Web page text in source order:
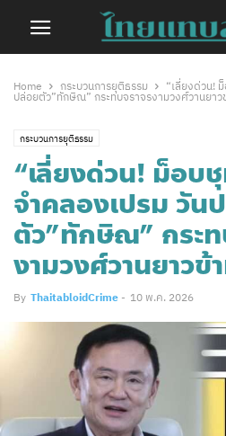
Home กระบวนการยุติธรรม
“เลี่ยงด่วน!
ปล่อยตัว”ทักษิณ” กระทบจราจรงามวงศ์วานยาว
กระบวนการยุติธรรม
“เลี่ยงด่วน! ม็อบ
จำคลองเปรม วัน
ตัว”ทักษิณ” กระท
งามวงศ์วานยาวข้
By ThaitabloidCrime - 10 พ.ค. 2026